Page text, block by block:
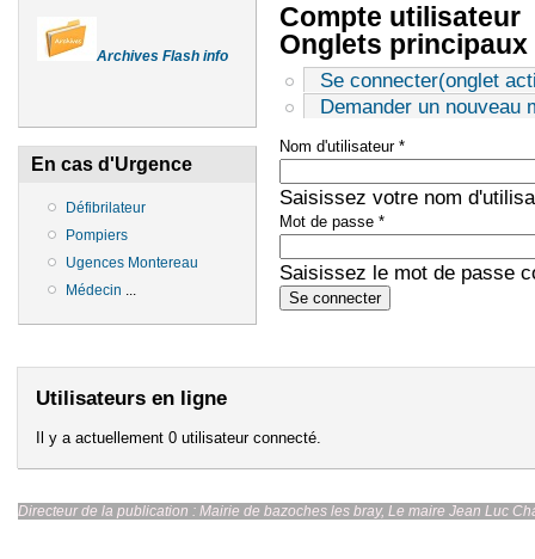
Archives Flash info
En cas d'Urgence
Défibrilateur
Pompiers
Ugences Montereau
Médecin ...
Compte utilisateur
Onglets principaux
Se connecter(onglet
Demander un nouveau
Nom d'utilisateur *
Saisissez votre nom
Mot de passe *
Saisissez le mot de passe
Utilisateurs en ligne
Il y a actuellement 0 utilisateur connecté.
Directeur de la publication : Mairie de bazoches les